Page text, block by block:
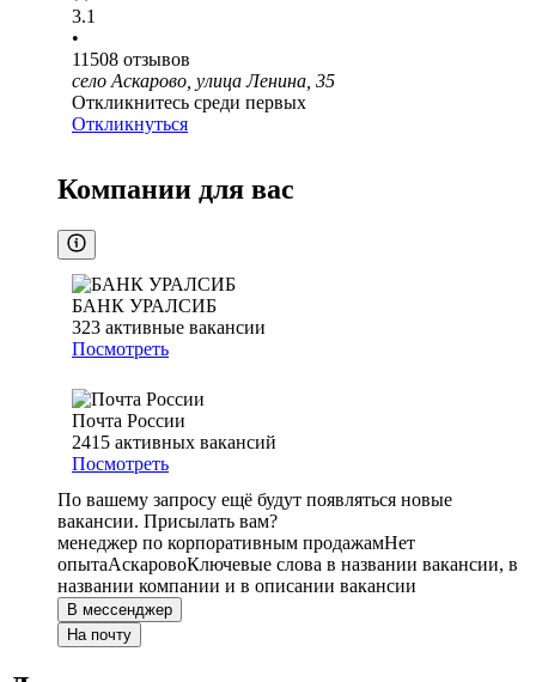
3.1
•
11508 отзывов
село Аскарово, улица Ленина, 35
Откликнитесь среди первых
Откликнуться
Компании для вас
БАНК УРАЛСИБ
323 активные вакансии
Посмотреть
Почта России
2415 активных вакансий
Посмотреть
По вашему запросу ещё будут появляться новые
вакансии. Присылать вам?
менеджер по корпоративным продажамНет
опытаАскаровоКлючевые слова в названии вакансии, в
названии компании и в описании вакансии
В мессенджер
На почту